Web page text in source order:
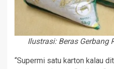
Ilustrasi: Beras Gerbang
“Supermi satu karton kalau